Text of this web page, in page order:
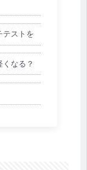
テストを
なる？